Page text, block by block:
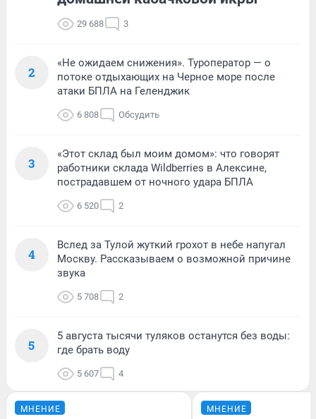
29 688 3
2
«Не ожидаем снижения». Туроператор — о
потоке отдыхающих на Черное море после
атаки БПЛА на Геленджик
6 808 Обсудить
3
«Этот склад был моим домом»: что говорят
работники склада Wildberries в Алексине,
пострадавшем от ночного удара БПЛА
6 520 2
4
Вслед за Тулой жуткий грохот в небе напугал
Москву. Рассказываем о возможной причине
звука
5 708 2
5
5 августа тысячи туляков останутся без воды:
где брать воду
5 607 4
МНЕНИЕ МНЕНИЕ